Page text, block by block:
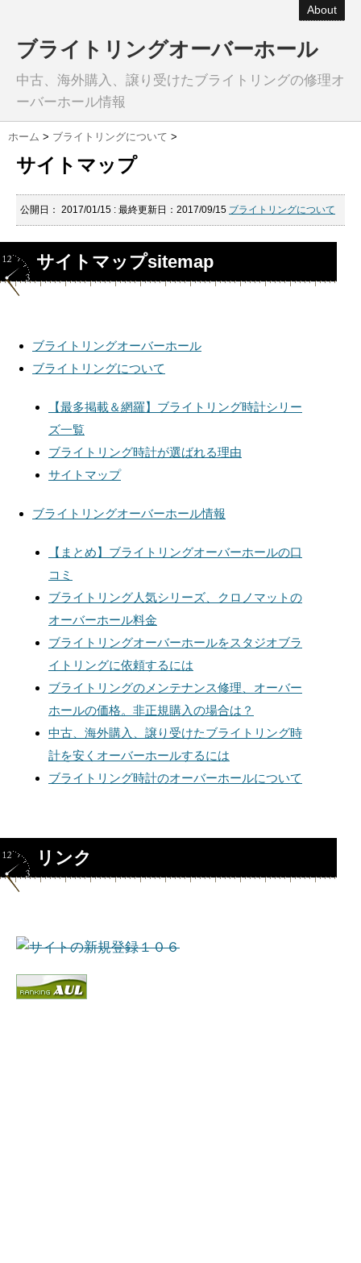
About
ブライトリングオーバーホール
中古、海外購入、譲り受けたブライトリングの修理オ
ーバーホール情報
ホーム > ブライトリングについて >
サイトマップ
公開日： 2017/01/15 : 最終更新日：2017/09/15 ブライトリングについて
サイトマップsitemap
ブライトリングオーバーホール
ブライトリングについて
【最多掲載＆網羅】ブライトリング時計シリー
ズ一覧
ブライトリング時計が選ばれる理由
サイトマップ
ブライトリングオーバーホール情報
【まとめ】ブライトリングオーバーホールの口
コミ
ブライトリング人気シリーズ、クロノマットの
オーバーホール料金
ブライトリングオーバーホールをスタジオブラ
イトリングに依頼するには
ブライトリングのメンテナンス修理、オーバー
ホールの価格。非正規購入の場合は？
中古、海外購入、譲り受けたブライトリング時
計を安くオーバーホールするには
ブライトリング時計のオーバーホールについて
リンク